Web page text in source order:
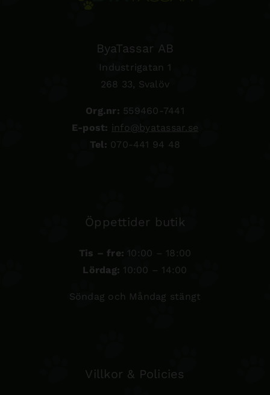
ByaTassar AB
Industrigatan 1
268 33, Svalöv
Org.nr: 559460-7441
E-post: info@byatassar.se
Tel: 070-441 94 48
Öppettider butik
Tis – fre: 10:00 – 18:00
Lördag: 10:00 – 14:00
Söndag och Måndag stängt
Villkor & Policies